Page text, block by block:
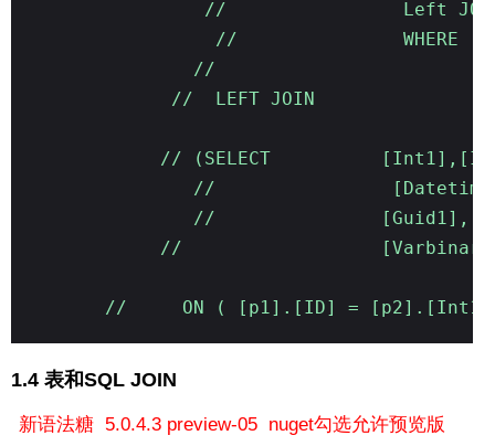
// Left JOIN
// WHERE (
//
// LEFT JOIN
// (SELECT
//
//
//
// ON ( [p1].[ID] =
1.4 表和SQL JOIN
新语法糖 5.0.4.3 preview-05 nuget勾选允许预览版